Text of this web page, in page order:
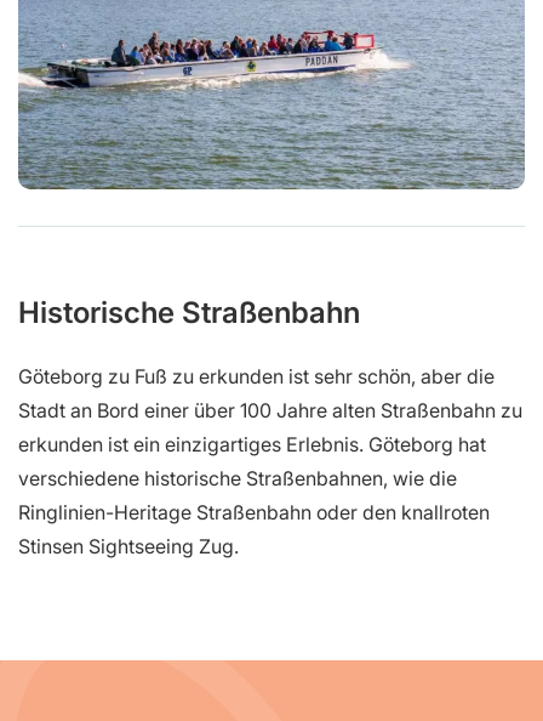
Historische Straßenbahn
Göteborg zu Fuß zu erkunden ist sehr schön, aber die
Stadt an Bord einer über 100 Jahre alten Straßenbahn zu
erkunden ist ein einzigartiges Erlebnis. Göteborg hat
verschiedene historische Straßenbahnen, wie die
Ringlinien-Heritage Straßenbahn oder den knallroten
Stinsen Sightseeing Zug.